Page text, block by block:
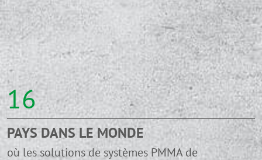
16
PAYS DANS LE MONDE
où les solutions de systèmes PMMA de